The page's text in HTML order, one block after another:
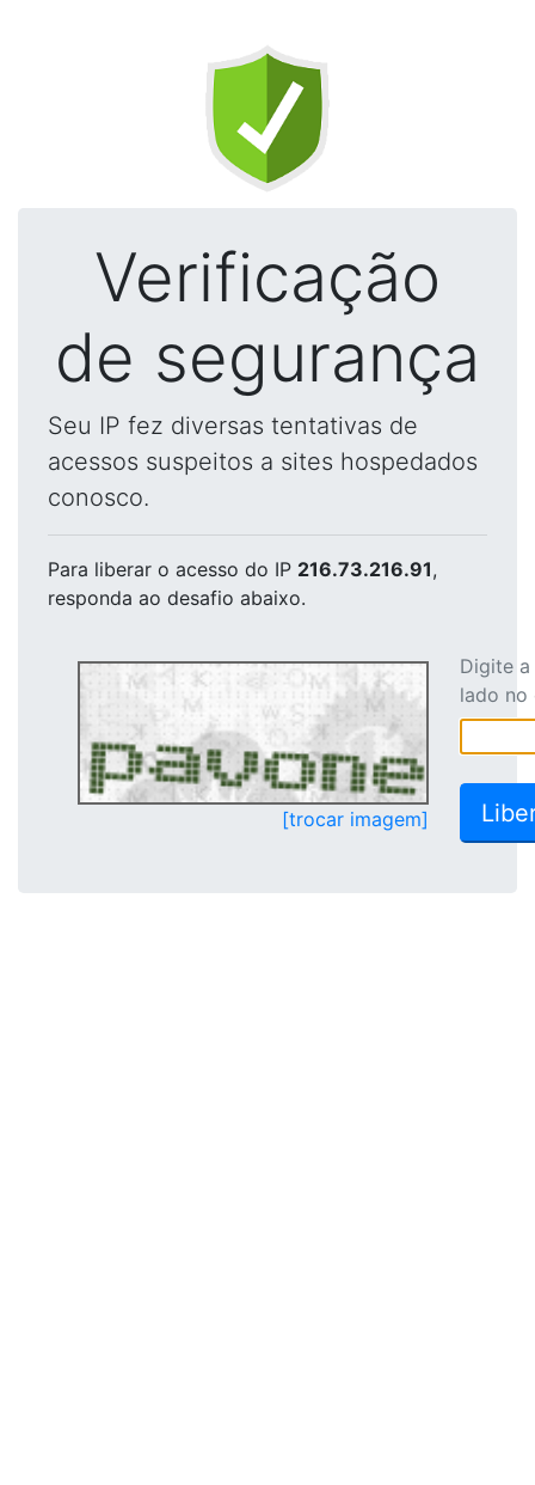
Verificação
de segurança
Seu IP fez diversas tentativas de
acessos suspeitos a sites hospedados
conosco.
Para liberar o acesso do IP 216.73.216.91,
responda ao desafio abaixo.
[trocar imagem]
Digite
lado no